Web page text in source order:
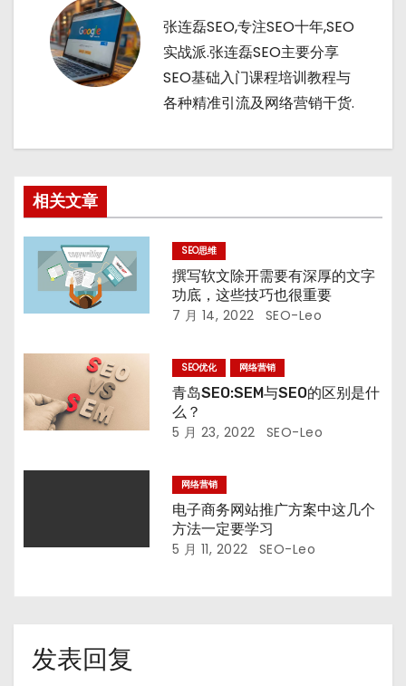
张连磊SEO,专注SEO十年,SEO
实战派.张连磊SEO主要分享
SEO基础入门课程培训教程与
各种精准引流及网络营销干货.
相关文章
SEO思维
撰写软文除开需要有深厚的文字
功底，这些技巧也很重要
7 月 14, 2022 SEO-Leo
SEO优化 网络营销
青岛SEO:SEM与SEO的区别是什
么？
5 月 23, 2022 SEO-Leo
网络营销
电子商务网站推广方案中这几个
方法一定要学习
5 月 11, 2022 SEO-Leo
发表回复